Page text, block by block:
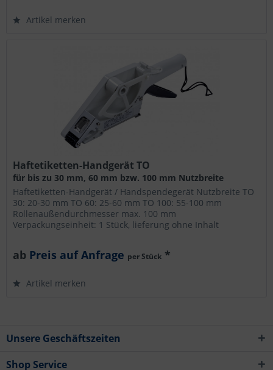
Artikel merken
Haftetiketten-Handgerät TO
für bis zu 30 mm, 60 mm bzw. 100 mm Nutzbreite
Haftetiketten-Handgerät / Handspendegerät Nutzbreite TO
30: 20-30 mm TO 60: 25-60 mm TO 100: 55-100 mm
Rollenaußendurchmesser max. 100 mm
Verpackungseinheit: 1 Stück, lieferung ohne Inhalt
ab Preis auf Anfrage per Stück *
Artikel merken
Unsere Geschäftszeiten
Shop Service